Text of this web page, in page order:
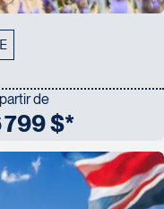
de
799 $*